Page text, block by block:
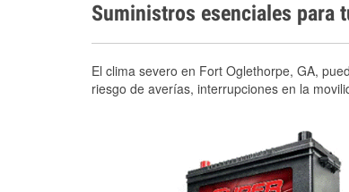
Suministros esenciales para
El clima severo en Fort Oglethorpe, GA,
riesgo de averías, interrupciones en la